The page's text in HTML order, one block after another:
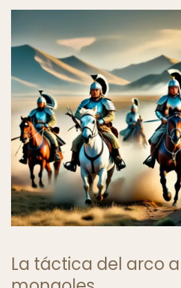
La táctica del arco